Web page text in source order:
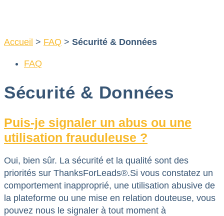
Accueil > FAQ > Sécurité & Données
FAQ
Sécurité & Données
Puis-je signaler un abus ou une
utilisation frauduleuse ?
Oui, bien sûr. La sécurité et la qualité sont des
priorités sur ThanksForLeads®.Si vous constatez un
comportement inapproprié, une utilisation abusive de
la plateforme ou une mise en relation douteuse, vous
pouvez nous le signaler à tout moment à